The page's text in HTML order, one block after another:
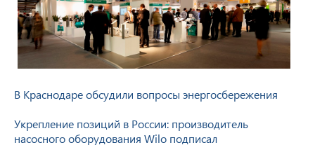
В Краснодаре обсудили вопросы энергосбережения
Укрепление позиций в России: производитель
насосного оборудования Wilo подписал